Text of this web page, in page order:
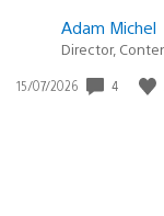
Adam Michel
Director,
Data
15/07/2026 4